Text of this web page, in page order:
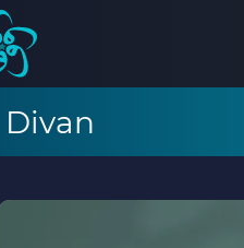
Divan